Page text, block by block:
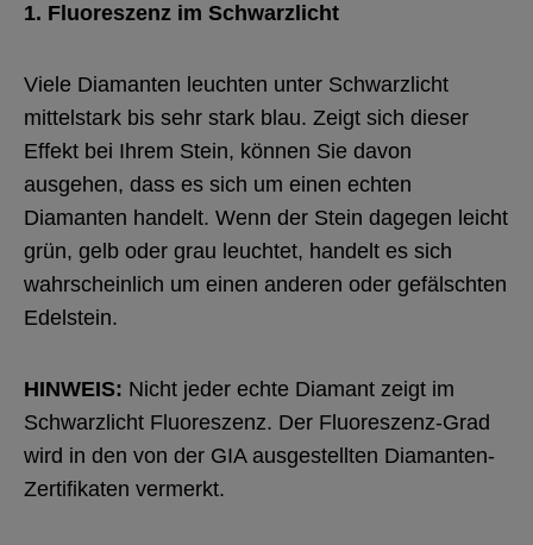
1. Fluoreszenz im Schwarzlicht
Viele Diamanten leuchten unter Schwarzlicht
mittelstark bis sehr stark blau. Zeigt sich dieser
Effekt bei Ihrem Stein, können Sie davon
ausgehen, dass es sich um einen echten
Diamanten handelt. Wenn der Stein dagegen leicht
grün, gelb oder grau leuchtet, handelt es sich
wahrscheinlich um einen anderen oder gefälschten
Edelstein.
HINWEIS: Nicht jeder echte Diamant zeigt im
Schwarzlicht Fluoreszenz. Der Fluoreszenz-Grad
wird in den von der GIA ausgestellten Diamanten-
Zertifikaten vermerkt.